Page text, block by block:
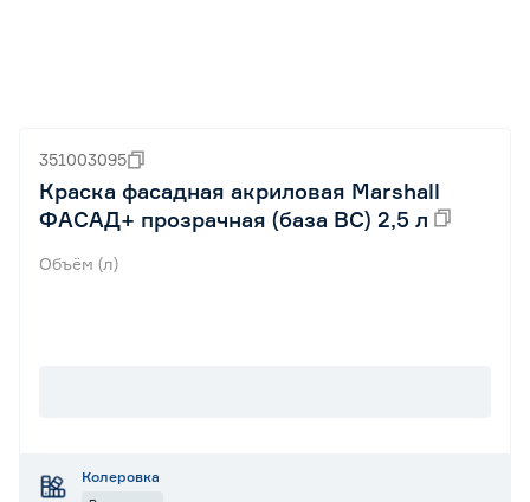
351003095
Краска фасадная акриловая Marshall
ФАСАД+ прозрачная (база BC) 2,5 л
Объём (л)
Колеровка